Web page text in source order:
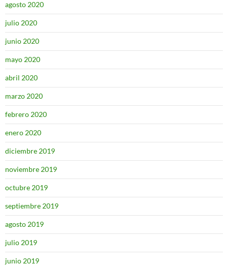
agosto 2020
julio 2020
junio 2020
mayo 2020
abril 2020
marzo 2020
febrero 2020
enero 2020
diciembre 2019
noviembre 2019
octubre 2019
septiembre 2019
agosto 2019
julio 2019
junio 2019